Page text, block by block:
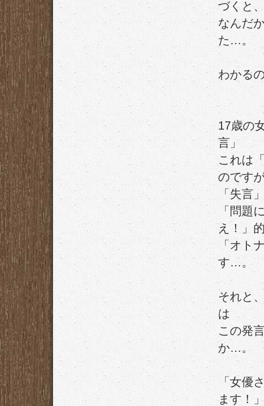
づくと
なんだ
た…。
わかる
17歳の
言」
これは
のです
「失言
「問題
え！」
「オト
す…。
それと
は
この発
か…。
「女優
ます！